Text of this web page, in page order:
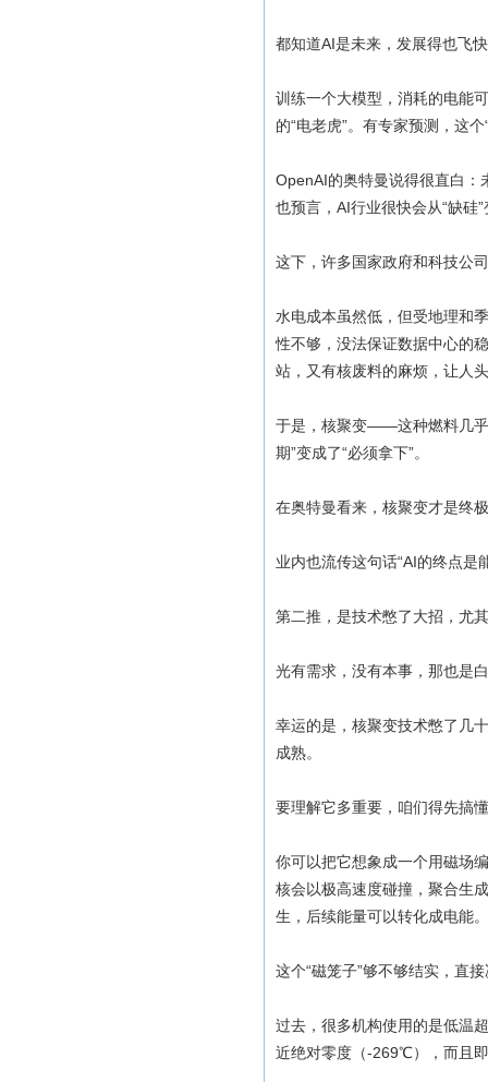
都知道AI是未来，发展得也飞
训练一个大模型，消耗的电能
的“电老虎”。有专家预测，这
OpenAI的奥特曼说得很直白：
也预言，AI行业很快会从“缺硅”
这下，许多国家政府和科技公
水电成本虽然低，但受地理和
性不够，没法保证数据中心的
站，又有核废料的麻烦，让人
于是，核聚变——这种燃料几乎
期”变成了“必须拿下”。
在奥特曼看来，核聚变才是终
业内也流传这句话“AI的终点是
第二推，是技术憋了大招，尤
光有需求，没有本事，那也是
幸运的是，核聚变技术憋了几
成熟。
要理解它多重要，咱们得先搞
你可以把它想象成一个用磁场
核会以极高速度碰撞，聚合生
生，后续能量可以转化成电能。
这个“磁笼子”够不够结实，直
过去，很多机构使用的是低温
近绝对零度（-269℃），而且